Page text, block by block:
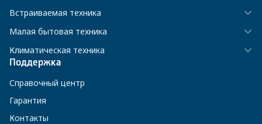
Встраиваемая техника
Малая бытовая техника
Климатическая техника
Поддержка
Справочный центр
Гарантия
Контакты